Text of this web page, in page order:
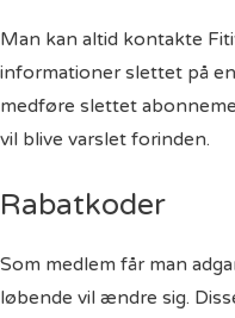
Man kan altid kontakte
informationer slettet på
medføre slettet
vil blive varslet forinden.
Rabatkoder
Som medlem får man
løbende vil ændre sig.